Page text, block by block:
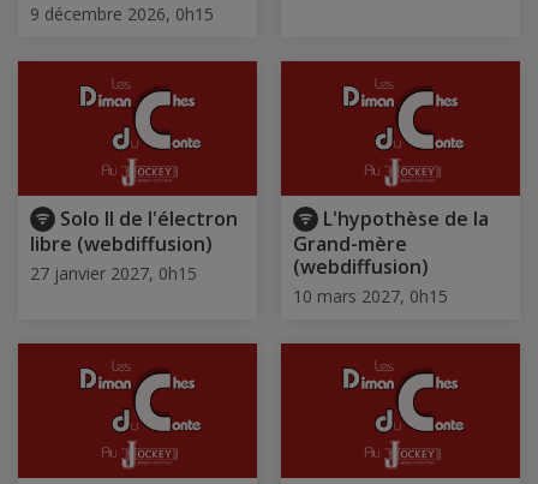
9 décembre 2026, 0h15
Solo II de l'électron
libre (webdiffusion)
27 janvier 2027, 0h15
L'hypothèse de la
Grand-mère
(webdiffusion)
10 mars 2027, 0h15